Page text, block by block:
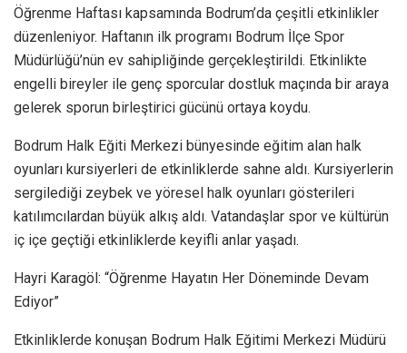
Öğrenme Haftası kapsamında Bodrum’da çeşitli etkinlikler
düzenleniyor. Haftanın ilk programı Bodrum İlçe Spor
Müdürlüğü’nün ev sahipliğinde gerçekleştirildi. Etkinlikte
engelli bireyler ile genç sporcular dostluk maçında bir araya
gelerek sporun birleştirici gücünü ortaya koydu.
Bodrum Halk Eğiti Merkezi bünyesinde eğitim alan halk
oyunları kursiyerleri de etkinliklerde sahne aldı. Kursiyerlerin
sergilediği zeybek ve yöresel halk oyunları gösterileri
katılımcılardan büyük alkış aldı. Vatandaşlar spor ve kültürün
iç içe geçtiği etkinliklerde keyifli anlar yaşadı.
Hayri Karagöl: “Öğrenme Hayatın Her Döneminde Devam
Ediyor”
Etkinliklerde konuşan Bodrum Halk Eğitimi Merkezi Müdürü